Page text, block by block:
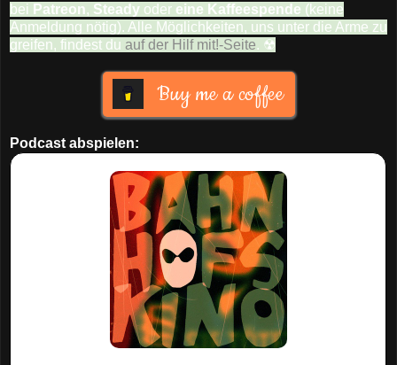
bei Patreon, Steady oder eine Kaffeespende (keine
Anmeldung nötig). Alle Möglichkeiten, uns unter die Arme zu
greifen, findest du auf der Hilf mit!-Seite. ☢
Buy me a coffee
Podcast abspielen: